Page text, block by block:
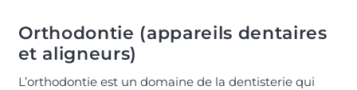
Orthodontie (appareils dentaires
et aligneurs)
L’orthodontie est un domaine de la dentisterie qui